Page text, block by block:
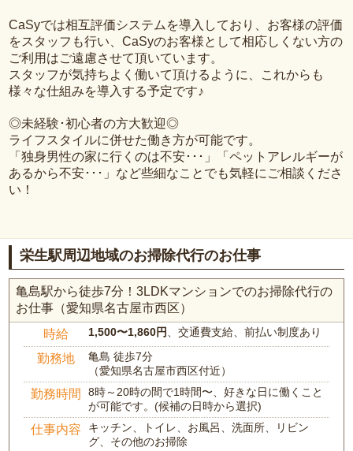
CaSyでは相互評価システムを導入しており、お客様の評価
をスタッフも行い、CaSyのお客様として相応しくない方の
ご利用はご遠慮させて頂いています。
スタッフが気持ちよく働いて頂けるように、これからも
様々な仕組みを導入する予定です♪
◎未経験･初心者の方大歓迎◎
ライフスタイルに併せた働き方が可能です。
「独身男性の家に行くのは不安･･･」「ペットアレルギーが
あるから不安･･･」など些細なことでも気軽にご相談くださ
い！
栄生駅周辺地域のお掃除代行のお仕事
亀島駅から徒歩7分！3LDKマンションでのお掃除代行の
お仕事（愛知県名古屋市西区）
時給 1,500〜1,860円、交通費支給、前払い制度あり
勤務地
亀島 徒歩7分
（愛知県名古屋市西区付近）
勤務時間
8時～20時の間で1時間〜、好きな日に働くこと
が可能です。(候補の日時から選択)
仕事内容
キッチン、トイレ、お風呂、洗面所、リビン
グ、その他のお掃除